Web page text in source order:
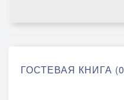
ГОСТЕВАЯ КНИГА